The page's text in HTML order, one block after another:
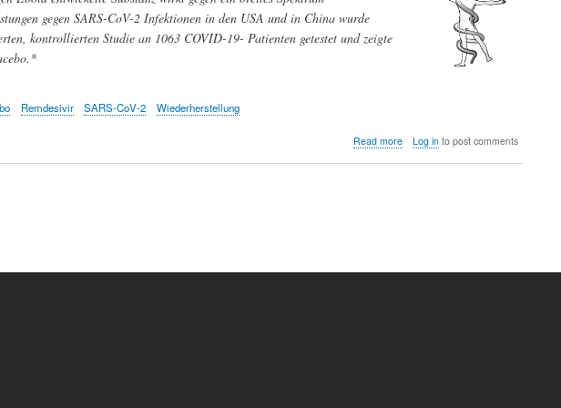
gegen SARS-CoV-2 Infektionen in den USA und in China wurde
kontrollierten Studie an 1063 COVID-19- Patienten getestet und zeigte
Remdesivir SARS-CoV-2 Wiederherstellung
Read moreabout
Log into post comments